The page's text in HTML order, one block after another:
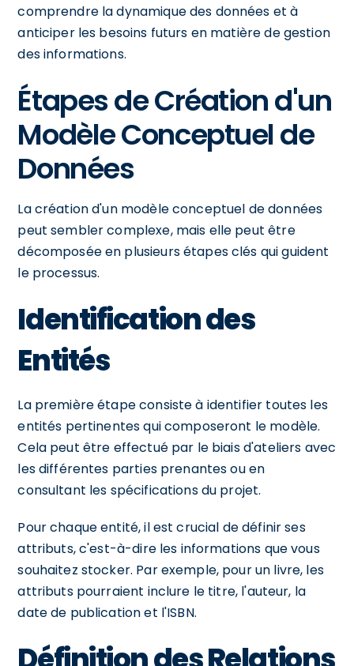
comprendre la dynamique des données et à
anticiper les besoins futurs en matière de gestion
des informations.
Étapes de Création d'un
Modèle Conceptuel de
Données
La création d'un modèle conceptuel de données
peut sembler complexe, mais elle peut être
décomposée en plusieurs étapes clés qui guident
le processus.
Identification des
Entités
La première étape consiste à identifier toutes les
entités pertinentes qui composeront le modèle.
Cela peut être effectué par le biais d'ateliers avec
les différentes parties prenantes ou en
consultant les spécifications du projet.
Pour chaque entité, il est crucial de définir ses
attributs, c'est-à-dire les informations que vous
souhaitez stocker. Par exemple, pour un livre, les
attributs pourraient inclure le titre, l'auteur, la
date de publication et l'ISBN.